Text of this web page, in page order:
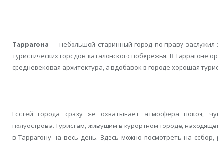
Таррагона — небольшой старинный город по праву заслужил
туристических городов каталонского побережья. В Таррагоне
средневековая архитектура, а вдобавок в городе хорошая
Гостей города сразу же охватывает атмосфера покоя,
полуострова. Туристам, живущим в курортном городе,
в Таррагону на весь день. Здесь можно посмотреть на